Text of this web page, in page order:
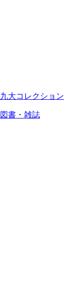
九大コレクション
図書・雑誌